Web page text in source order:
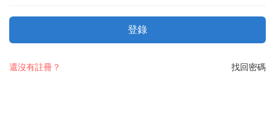
登錄
找回密碼
還沒有註冊？